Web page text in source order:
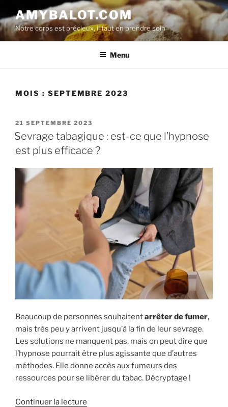
au
contenu
principal
AMYBALOT.COM
Notre corps est précieux, il faut en prendre soin
Menu
MOIS : SEPTEMBRE 2023
PUBLIÉ
LE
21 SEPTEMBRE 2023
Sevrage tabagique : est-ce que l’hypnose
est plus efficace ?
Beaucoup de personnes souhaitentarrêter de fumer,
mais très peu y arrivent jusqu’à la fin de leur sevrage.
Les solutions ne manquent pas, mais on peut dire que
l’hypnose pourrait être plus agissante que d’autres
méthodes. Elle donne accès aux fumeurs des
ressources pour se libérer du tabac. Décryptage !
Continuer la lecture